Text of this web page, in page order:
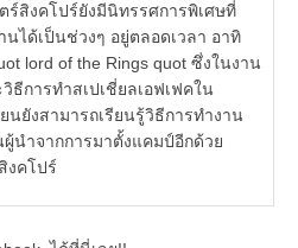
สิงคโปร์ยังมีนิทรรศการพิเศษที่
นได้เป็นช่วงๆ อยู่ตลอดเวลา อาทิ
lord of the Rings quot ซึ่งในงาน
ธีการทำสเปเชี่ยลเอฟเฟคใน
ยังสามารถเรียนรู้วิธีการทำงาน
นำจากการมาตั้งแคมป์อีกด้วย
งคโปร์